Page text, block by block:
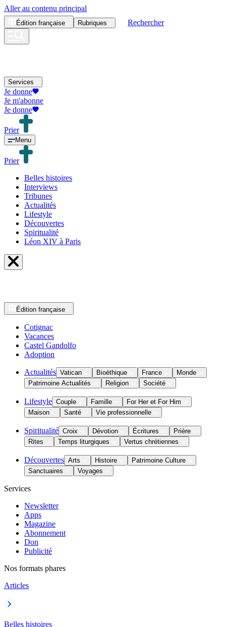
Aller au contenu principal
Édition française Rubriques Rechercher
Services
Je donne
Je m'abonne
Je donne
Prier
Menu
Prier
Belles histoires
Interviews
Tribunes
Actualités
Lifestyle
Découvertes
Spiritualité
Léon XIV à Paris
Édition française
Cotignac
Vacances
Castel Gandolfo
Adoption
Actualités Vatican Bioéthique France
Monde
Patrimoine Actualités
Religion Société
Lifestyle Couple Famille
For Her et For Him
Maison
Santé Vie professionnelle
Spiritualité Croix Dévotion Écritures
Prière
Rites
Temps liturgiques Vertus chrétiennes
Découvertes Arts Histoire
Patrimoine Culture
Sanctuaires
Voyages
Services
Newsletter
Apps
Magazine
Abonnement
Don
Publicité
Nos formats phares
Articles
Belles histoires